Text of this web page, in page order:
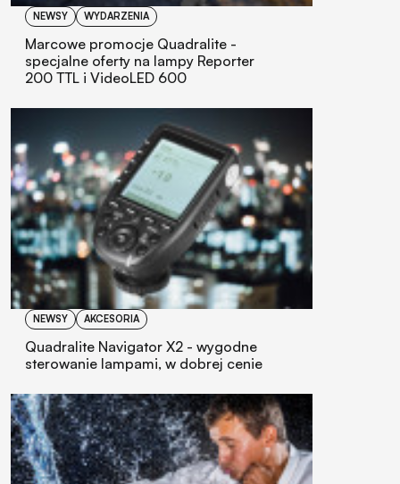
NEWSY WYDARZENIA
Marcowe promocje Quadralite -
specjalne oferty na lampy Reporter
200 TTL i VideoLED 600
NEWSY AKCESORIA
Quadralite Navigator X2 - wygodne
sterowanie lampami, w dobrej cenie